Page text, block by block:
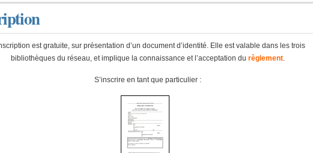
est gratuite, sur présentation d’un document d’identité. Elle est valable dans les trois
bibliothèques du réseau, et implique la connaissance et l’acceptation du règlement.
S’inscrire en tant que particulier :